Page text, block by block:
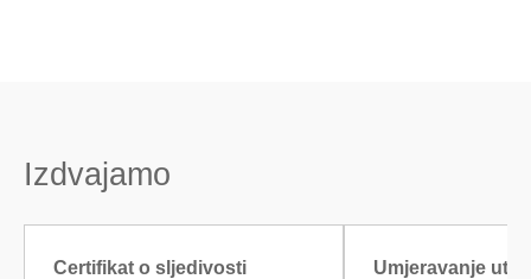
Izdvajamo
Certifikat o sljedivosti
Umjeravanje